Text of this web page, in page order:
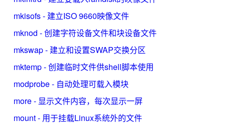
mkisofs - 建立ISO 9660映像文件
mknod - 创建字符设备文件和块设备文件
mkswap - 建立和设置SWAP交换分区
mktemp - 创建临时文件供shell脚本使用
modprobe - 自动处理可载入模块
more - 显示文件内容，每次显示一屏
mount - 用于挂载Linux系统外的文件